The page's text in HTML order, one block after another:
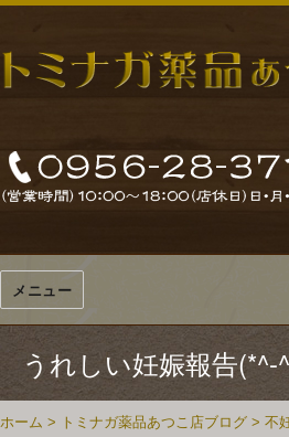
メニュー
うれしい妊娠報告(*^-
ホーム > トミナガ薬品あつこ店ブログ > 不